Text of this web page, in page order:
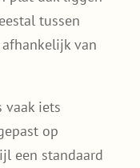
tussen
van
iets
op
een standaard